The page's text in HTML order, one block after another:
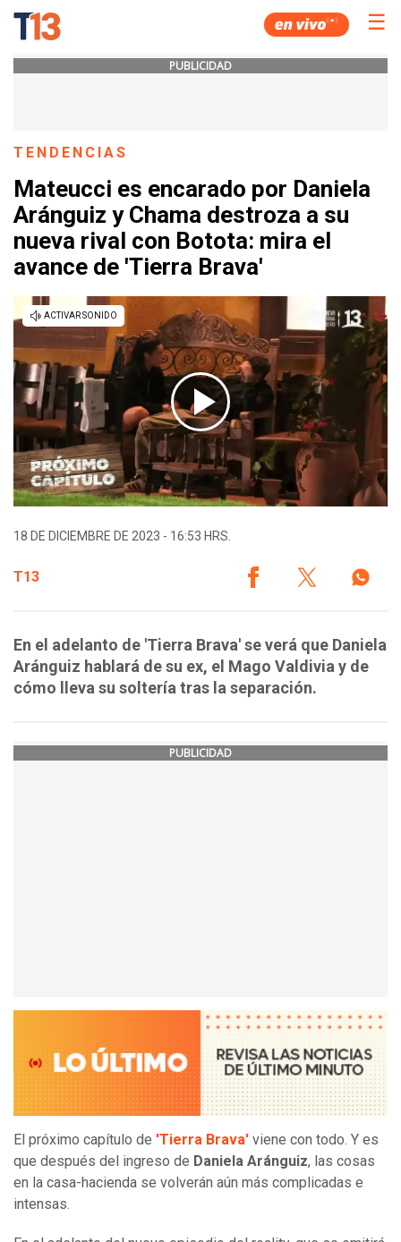
☰
PUBLICIDAD
TENDENCIAS
Mateucci es encarado por Daniela
Aránguiz y Chama destroza a su
nueva rival con Botota: mira el
avance de 'Tierra Brava'
18 DE DICIEMBRE DE 2023 - 16:53 HRS.
T13
En el adelanto de 'Tierra Brava' se verá que Daniela
Aránguiz hablará de su ex, el Mago Valdivia y de
cómo lleva su soltería tras la separación.
PUBLICIDAD
El próximo capítulo de 'Tierra Brava' viene con todo. Y es
que después del ingreso de Daniela Aránguiz, las cosas
en la casa-hacienda se volverán aún más complicadas e
intensas.